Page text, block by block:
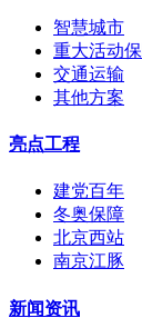
智慧城市
重大活动
交通运输
其他方案
亮点工程
建党百年
冬奥保障
北京西站
南京江豚
新闻资讯